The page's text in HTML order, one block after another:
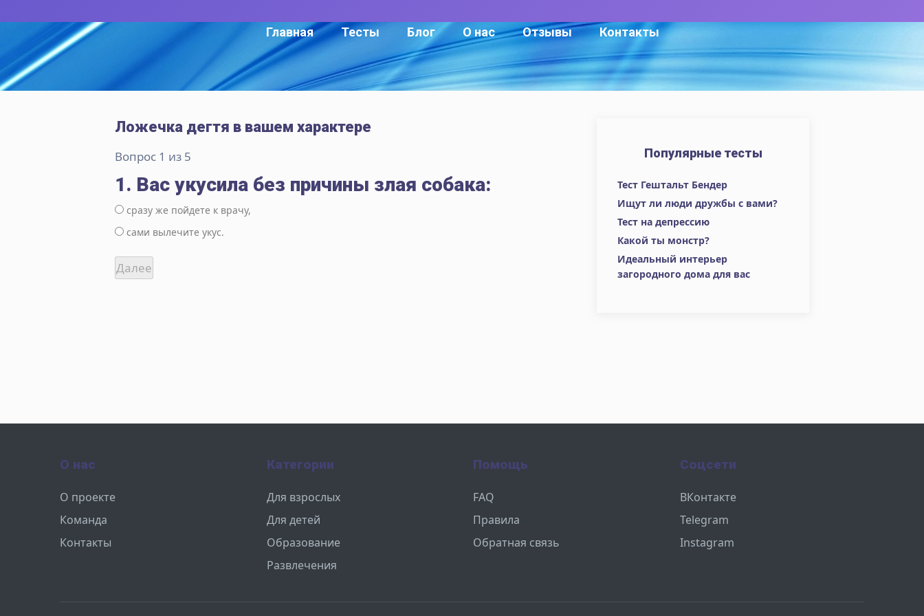
Главная Тесты Блог О нас Отзывы Контакты
Ложечка дегтя в вашем характере
Вопрос 1 из 5
1. Вас укусила без причины злая собака:
сразу же пойдете к врачу,
сами вылечите укус.
Популярные тесты
Тест Гештальт Бендер
Ищут ли люди дружбы с вами?
Тест на депрессию
Какой ты монстр?
Идеальный интерьер
загородного дома для вас
О нас
О проекте
Команда
Контакты
Категории
Для взрослых
Для детей
Образование
Развлечения
Помощь
FAQ
Правила
Обратная связь
Соцсети
ВКонтакте
Telegram
Instagram